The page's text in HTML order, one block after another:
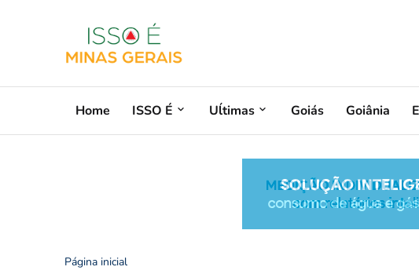
Home ISSO É Uĺtimas Goiás Goiânia
Página inicial